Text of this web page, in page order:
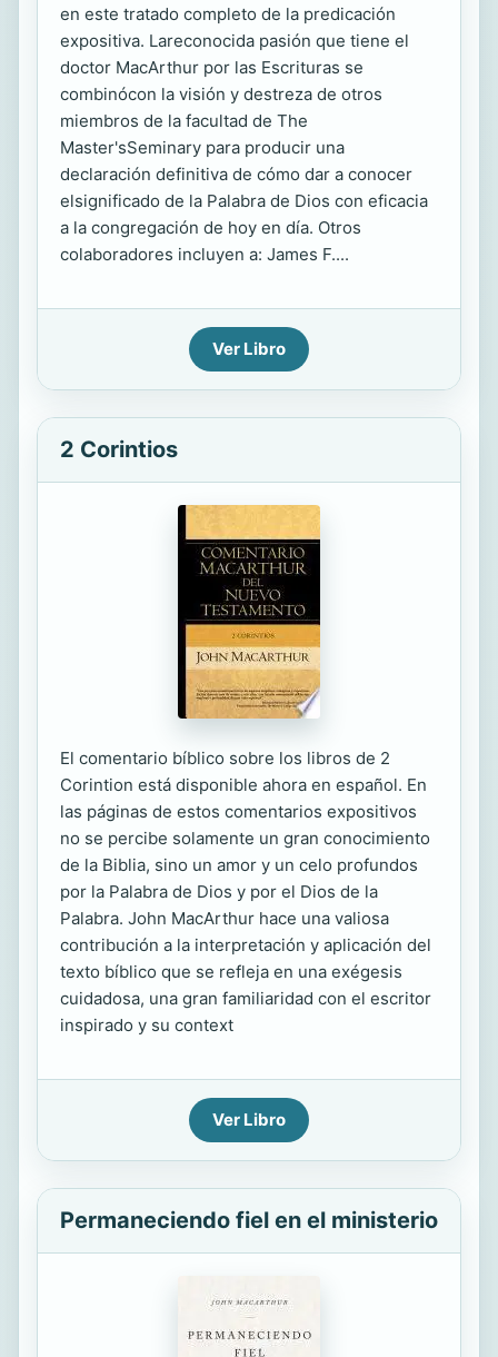
en este tratado completo de la predicación
expositiva. Lareconocida pasión que tiene el
doctor MacArthur por las Escrituras se
combinócon la visión y destreza de otros
miembros de la facultad de The
Master'sSeminary para producir una
declaración definitiva de cómo dar a conocer
elsignificado de la Palabra de Dios con eficacia
a la congregación de hoy en día. Otros
colaboradores incluyen a: James F....
Ver Libro
2 Corintios
El comentario bíblico sobre los libros de 2
Corintion está disponible ahora en español. En
las páginas de estos comentarios expositivos
no se percibe solamente un gran conocimiento
de la Biblia, sino un amor y un celo profundos
por la Palabra de Dios y por el Dios de la
Palabra. John MacArthur hace una valiosa
contribución a la interpretación y aplicación del
texto bíblico que se refleja en una exégesis
cuidadosa, una gran familiaridad con el escritor
inspirado y su context
Ver Libro
Permaneciendo fiel en el ministerio